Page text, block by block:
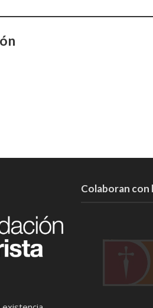
Colaboran con